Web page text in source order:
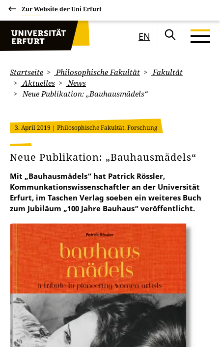
Zur Website der Uni Erfurt
EN
Startseite Philosophische Fakultät
Fakultät
Aktuelles
News
Neue Publikation: „Bauhausmädels“
3. April 2019 | Philosophische Fakultät, Forschung
Neue Publikation: „Bauhausmädels“
Mit „Bauhausmädels“ hat Patrick Rössler,
Kommunkationswissenschaftler an der Universität
Erfurt, im Taschen Verlag soeben ein weiteres Buch
zum Jubiläum „100 Jahre Bauhaus“ veröffentlicht.